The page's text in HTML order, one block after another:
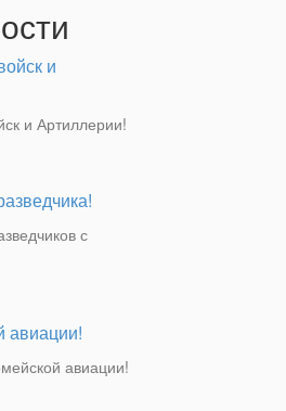
и
и Артиллерии!
с
авиации!
авиации!